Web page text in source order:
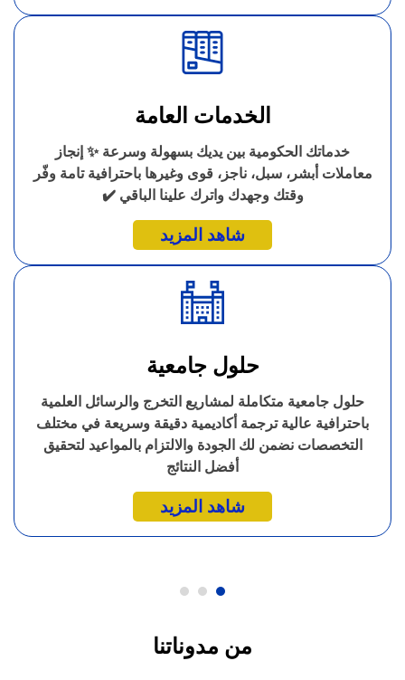
الخدمات العامة
خدماتك الحكومية بين يديك بسهولة وسرعة ✨ إنجاز
معاملات أبشر، سبل، ناجز، قوى وغيرها باحترافية تامة وفّر
وقتك وجهدك واترك علينا الباقي ✔️
شاهد المزيد
حلول جامعية
حلول جامعية متكاملة لمشاريع التخرج والرسائل العلمية
باحترافية عالية ترجمة أكاديمية دقيقة وسريعة في مختلف
التخصصات نضمن لك الجودة والالتزام بالمواعيد لتحقيق
أفضل النتائج
شاهد المزيد
من مدوناتنا